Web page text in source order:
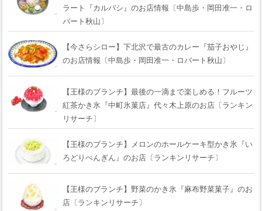
ラート『カルパシ』のお店情報〔中島歩・岡田准一・ロ
バート秋山〕
【今さらシロー】下北沢で最古のカレー『茄子おやじ』
のお店情報〔中島歩・岡田准一・ロバート秋山〕
【王様のブランチ】最後の一滴まで楽しめる！フルーツ
紅茶かき氷『中町氷菓店』代々木上原のお店〔ランキン
リサーチ〕
【王様のブランチ】メロンのホールケーキ型かき氷『い
ろどりぺんぎん』のお店〔ランキンリサーチ〕
【王様のブランチ】野菜のかき氷『麻布野菜菓子』のお
店〔ランキンリサーチ〕